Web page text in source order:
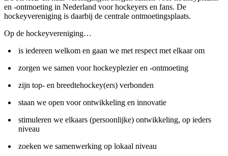
en -ontmoeting in Nederland voor hockeyers en fans. De
hockeyvereniging is daarbij de centrale ontmoetingsplaats.
Op de hockeyvereniging…
is iedereen welkom en gaan we met respect met elkaar om
zorgen we samen voor hockeyplezier en -ontmoeting
zijn top- en breedtehockey(ers) verbonden
staan we open voor ontwikkeling en innovatie
stimuleren we elkaars (persoonlijke) ontwikkeling, op ieders
niveau
zoeken we samenwerking op lokaal niveau